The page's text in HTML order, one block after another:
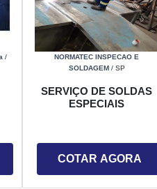
/
NORMATEC INSPECAO E
SOLDAGEM / SP
SERVIÇO DE SOLDAS
ESPECIAIS
COTAR AGORA